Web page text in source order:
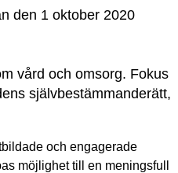
den 1 oktober 2020
vård och omsorg. Fokus
självbestämmanderätt,
och engagerade
möjlighet till en meningsfull